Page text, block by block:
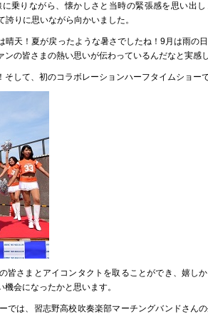
乗りながら、懐かしさと当時の緊張感を思い出し
りに思いながら向かいました。
晴天！夏が戻ったような暑さでしたね！9月は雨の
の皆さまの熱い思いが伝わっているんだなと実感
して、初のコラボレーションハーフタイムショーで
皆さまとアイコンタクトを取ることができ、嬉し
会になったかと思います。
では、習志野高校吹奏楽部マーチングバンドさん